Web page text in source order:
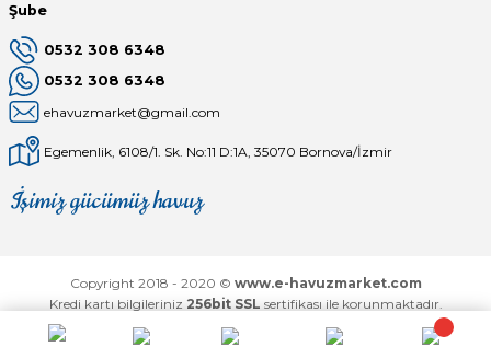
Şube
0532 308 6348
0532 308 6348
ehavuzmarket@gmail.com
Egemenlik, 6108/1. Sk. No:11 D:1A, 35070 Bornova/İzmir
İşimiz gücümüz havuz
Mağaza
Depomuz
Copyright 2018 - 2020 © www.e-havuzmarket.com
Kredi kartı bilgileriniz 256bit SSL sertifikası ile korunmaktadır.